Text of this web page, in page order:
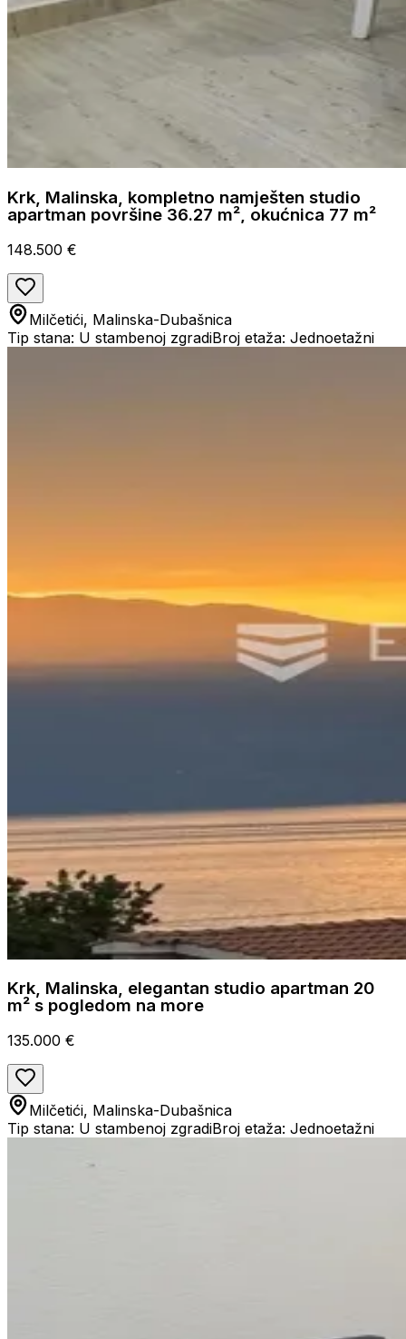
Krk, Malinska, kompletno namješten studio
apartman površine 36.27 m², okućnica 77 m²
148.500 €
Milčetići, Malinska-Dubašnica
Tip stana: U stambenoj zgradiBroj etaža: Jednoetažni
Krk, Malinska, elegantan studio apartman 20
m² s pogledom na more
135.000 €
Milčetići, Malinska-Dubašnica
Tip stana: U stambenoj zgradiBroj etaža: Jednoetažni